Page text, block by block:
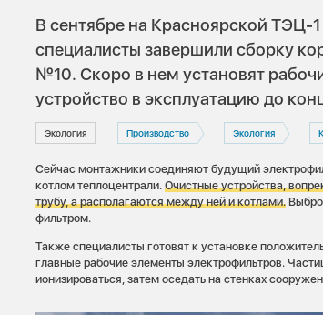
В сентябре на Красноярской
специалисты завершили сборку
№10. Скоро в нем установят
устройство в эксплуатацию до
Экология Производство Экология
Сейчас монтажники соединяют будущий
котлом теплоцентрали.Очистные устройства,
трубу, а располагаются между ней и котлами.
фильтром.
Также специалисты готовят к установке
главные рабочие элементы электрофильтров.
ионизироваться, затем оседать на стенках